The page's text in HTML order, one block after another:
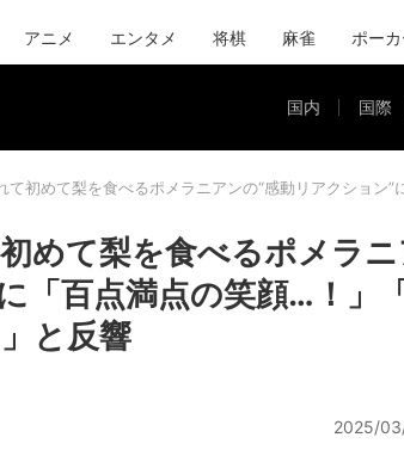
アニメ エンタメ 将棋 麻雀 ポー
国内 国際
て初めて梨を食べるポメラニアンの“感動リアクション
めて梨を食べるポメラ
「百点満点の笑顔…！」
と反響
2025/